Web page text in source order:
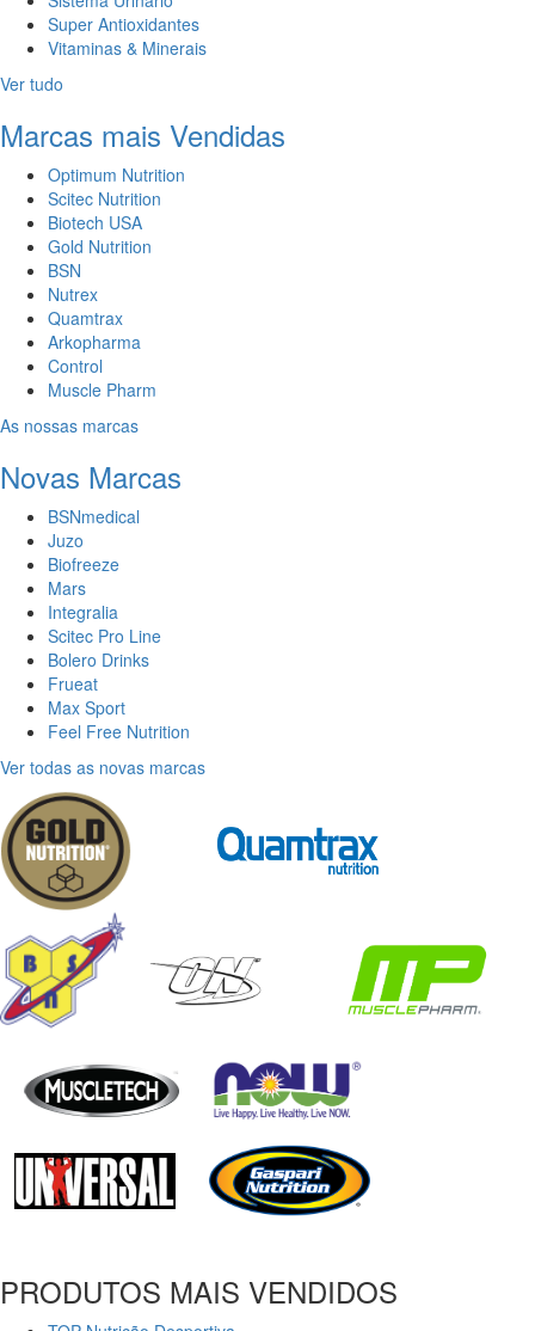
Super Antioxidantes
Vitaminas & Minerais
Ver tudo
Marcas mais Vendidas
Optimum Nutrition
Scitec Nutrition
Biotech USA
Gold Nutrition
BSN
Nutrex
Quamtrax
Arkopharma
Control
Muscle Pharm
As nossas marcas
Novas Marcas
BSNmedical
Juzo
Biofreeze
Mars
Integralia
Scitec Pro Line
Bolero Drinks
Frueat
Max Sport
Feel Free Nutrition
Ver todas as novas marcas
PRODUTOS MAIS VENDIDOS